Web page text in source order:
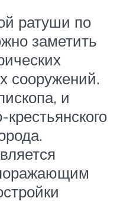
ратуши по
заметить
сооружений.
и